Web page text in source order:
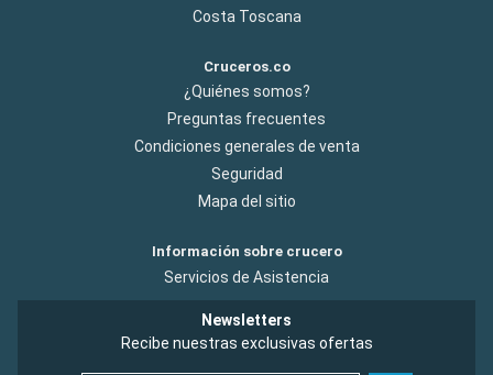
Costa Toscana
Cruceros.co
¿Quiénes somos?
Preguntas frecuentes
Condiciones generales de venta
Seguridad
Mapa del sitio
Información sobre crucero
Servicios de Asistencia
Newsletters
Recibe nuestras exclusivas ofertas